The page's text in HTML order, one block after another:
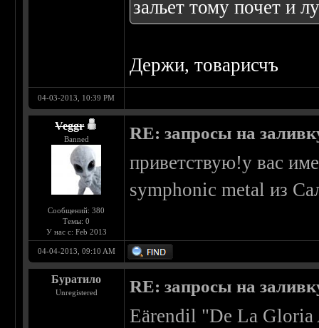
зальет тому почет и
Держи, товарисчъ
04-03-2013, 10:39 PM
Veggr
Banned
Сообщений: 380
Темы: 0
У нас с: Feb 2013
RE: запросы на
приветствую!у вас
symphonic metal из
04-04-2013, 09:10 AM
Буратило
Unregistered RE: запросы на
Eärendil "De La Gloria